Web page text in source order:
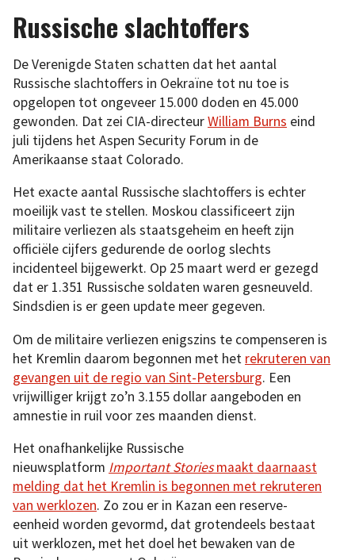
Russische slachtoffers
De Verenigde Staten schatten dat het aantal
Russische slachtoffers in Oekraïne tot nu toe is
opgelopen tot ongeveer 15.000 doden en 45.000
gewonden. Dat zei CIA-directeurWilliam Burns eind
juli tijdens het Aspen Security Forum in de
Amerikaanse staat Colorado.
Het exacte aantal Russische slachtoffers is echter
moeilijk vast te stellen. Moskou classificeert zijn
militaire verliezen als staatsgeheim en heeft zijn
officiële cijfers gedurende de oorlog slechts
incidenteel bijgewerkt. Op 25 maart werd er gezegd
dat er 1.351 Russische soldaten waren gesneuveld.
Sindsdien is er geen update meer gegeven.
Om de militaire verliezen enigszins te compenseren is
het Kremlin daarom begonnen met het rekruteren van
gevangen uit de regio van Sint-Petersburg. Een
vrijwilliger krijgt zo’n 3.155 dollar aangeboden en
amnestie in ruil voor zes maanden dienst.
Het onafhankelijke Russische
nieuwsplatform Important Storiesmaakt daarnaast
melding dat het Kremlin is begonnen met rekruteren
van werklozen. Zo zou er in Kazan een reserve-
eenheid worden gevormd, dat grotendeels bestaat
uit werklozen, met het doel het bewaken van de